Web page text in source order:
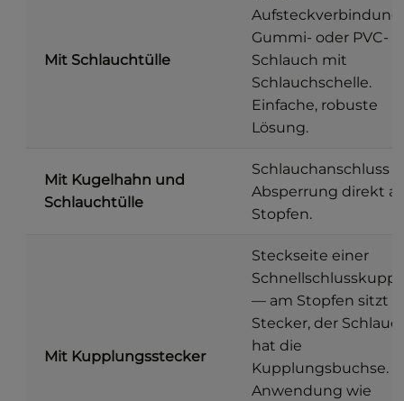
Mit Schlauchtülle
Aufsteckverbindung
Gummi- oder PVC-
Schlauch mit
Schlauchschelle.
Einfache, robuste
Lösung.
Mit Kugelhahn und
Schlauchtülle
Schlauchanschluss
Absperrung direkt
Stopfen.
Mit Kupplungsstecker
Steckseite einer
— am Stopfen sitzt
Stecker, der
hat die
Kupplungsbuchse.
Anwendung wie